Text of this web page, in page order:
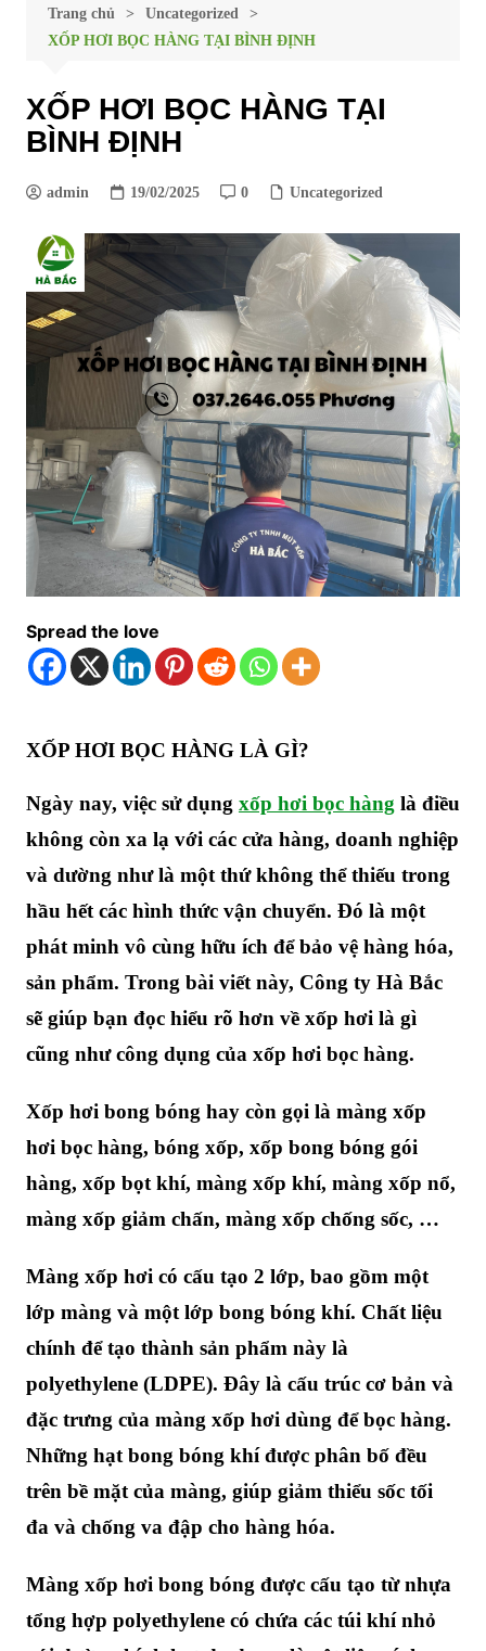
Trang chủ
Uncategorized
XỐP HƠI BỌC HÀNG TẠI BÌNH ĐỊNH
XỐP HƠI BỌC HÀNG TẠI
BÌNH ĐỊNH
admin 19/02/2025 0 Uncategorized
Spread the love
XỐP HƠI BỌC HÀNG LÀ GÌ?
Ngày nay, việc sử dụng xốp hơi bọc hànglà điều
không còn xa lạ với các cửa hàng, doanh nghiệp
và dường như là một thứ không thể thiếu trong
hầu hết các hình thức vận chuyển. Đó là một
phát minh vô cùng hữu ích để bảo vệ hàng hóa,
sản phẩm. Trong bài viết này, Công ty Hà Bắc
sẽ giúp bạn đọc hiểu rõ hơn về xốp hơi là gì
cũng như công dụng của xốp hơi bọc hàng.
Xốp hơi bong bóng hay còn gọi là màng xốp
hơi bọc hàng, bóng xốp, xốp bong bóng gói
hàng, xốp bọt khí, màng xốp khí, màng xốp nổ,
màng xốp giảm chấn, màng xốp chống sốc, …
Màng xốp hơi có cấu tạo 2 lớp, bao gồm một
lớp màng và một lớp bong bóng khí. Chất liệu
chính để tạo thành sản phẩm này là
polyethylene (LDPE). Đây là cấu trúc cơ bản và
đặc trưng của màng xốp hơi dùng để bọc hàng.
Những hạt bong bóng khí được phân bố đều
trên bề mặt của màng, giúp giảm thiểu sốc tối
đa và chống va đập cho hàng hóa.
Màng xốp hơi bong bóng được cấu tạo từ nhựa
tổng hợp polyethylene có chứa các túi khí nhỏ